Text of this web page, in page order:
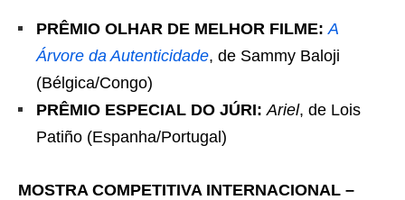
PRÊMIO OLHAR DE MELHOR FILME: A
Árvore da Autenticidade, de Sammy Baloji
(Bélgica/Congo)
PRÊMIO ESPECIAL DO JÚRI: Ariel, de Lois
Patiño (Espanha/Portugal)
MOSTRA COMPETITIVA INTERNACIONAL –